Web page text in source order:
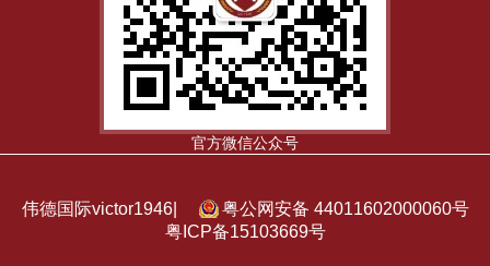
官方微信公众号
伟德国际victor1946|
粤公网安备 44011602000060号
粤ICP备15103669号